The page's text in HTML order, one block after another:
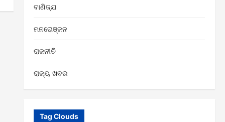
ବାଣିଜ୍ଯ
ମନରୋଞ୍ଜନ
ରାଜନୀତି
ରାଜ୍ୟ ଖବର
Tag Clouds